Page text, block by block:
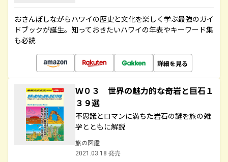
おさんぽしながらハワイの歴史と文化を楽しく学ぶ最強のガイ
ドブックが誕生。知っておきたいハワイの年表やキーワード集
も必読
詳細を見る
Ｗ０３ 世界の魅力的な奇岩と巨石１
３９選
不思議とロマンに満ちた岩石の謎を旅の雑
学とともに解説
旅の図鑑
2021.03.18 発売